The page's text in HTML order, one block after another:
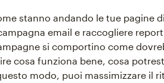
stanno andando le tue pagine di
email e raccogliere
si comportino come
cosa funziona bene, cosa
modo, puoi massimizzare il